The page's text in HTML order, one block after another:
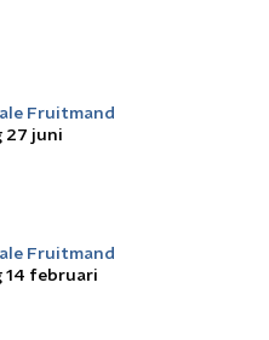
Fruitmand
27 juni
Fruitmand
14 februari